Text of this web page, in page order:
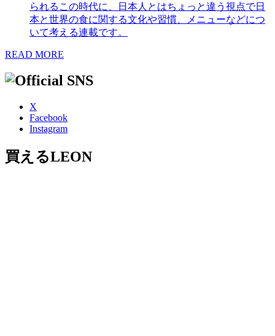
られるこの時代に、日本人とはちょっと違う視点で日
本と世界の食に関する文化や習慣、メニューなどにつ
いて考える連載です。
READ MORE
X
Facebook
Instagram
買えるLEON